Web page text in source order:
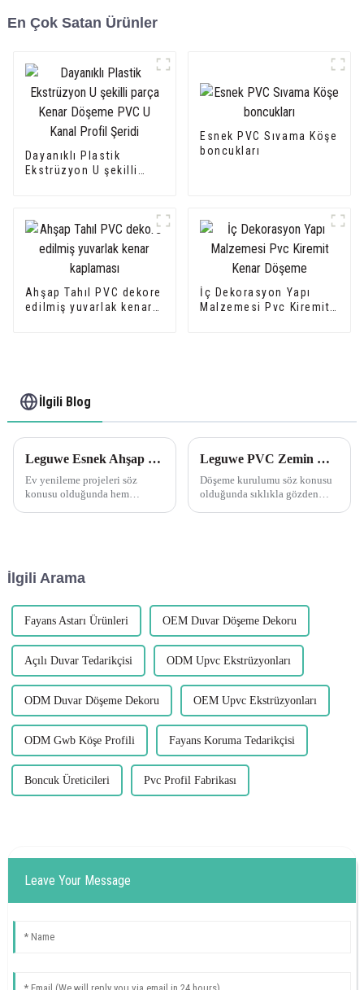
En Çok Satan Ürünler
Dayanıklı Plastik
Ekstrüzyon U şekilli
Esnek PVC Sıvama Köşe
boncukları
Ahşap Tahıl PVC dekore
edilmiş yuvarlak kenar
İç Dekorasyon Yapı
Malzemesi Pvc Kiremit
İlgili Blog
Leguwe Esnek Ahşap Damarlı PVC L Şekilli Köşe Kenar Döşemenin Esnekliğini Keşfetmek
Ev yenileme projeleri söz
konusu olduğunda hem
Leguwe PVC Zemin Kaplama Geçiş Şerit Profillerinin Önemini Anlamak
Döşeme kurulumu söz konusu
olduğunda sıklıkla gözden
İlgili Arama
Fayans Astarı Ürünleri OEM Duvar Döşeme Dekoru
Açılı Duvar Tedarikçisi ODM Upvc Ekstrüzyonları
ODM Duvar Döşeme Dekoru OEM Upvc Ekstrüzyonları
ODM Gwb Köşe Profili Fayans Koruma Tedarikçisi
Boncuk Üreticileri Pvc Profil Fabrikası
Leave Your Message